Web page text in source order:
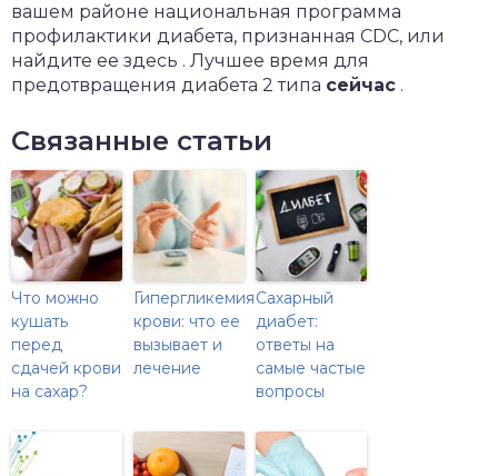
вашем районе национальная программа
профилактики диабета, признанная CDC, или
найдите ее здесь . Лучшее время для
предотвращения диабета 2 типа сейчас .
Связанные статьи
Что можно
кушать
перед
сдачей крови
на сахар?
Гипергликемия
крови: что ее
вызывает и
лечение
Сахарный
диабет:
ответы на
самые частые
вопросы